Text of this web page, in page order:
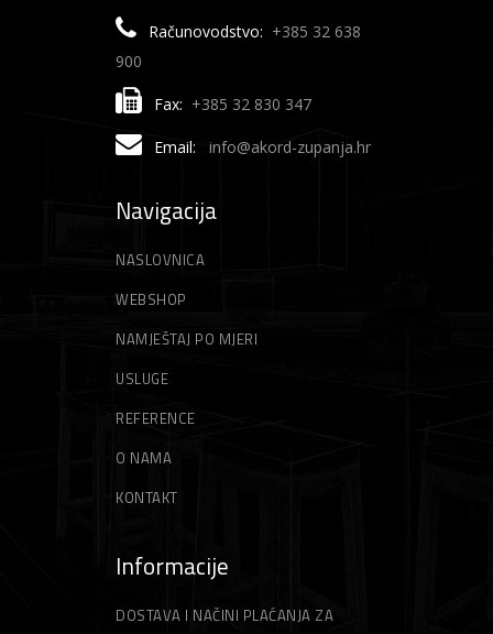
Računovodstvo: +385 32 638
900
Fax: +385 32 830 347
Email: info@akord-zupanja.hr
Navigacija
NASLOVNICA
WEBSHOP
NAMJEŠTAJ PO MJERI
USLUGE
REFERENCE
O NAMA
KONTAKT
Informacije
DOSTAVA I NAČINI PLAĆANJA ZA